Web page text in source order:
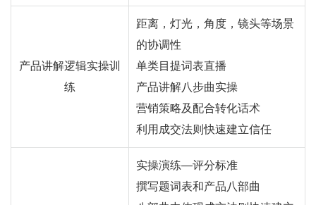
产品讲解逻辑实操训
练
距离，灯光，角度，镜头等场景
的协调性
单类目提词表直播
产品讲解八步曲实操
营销策略及配合转化话术
利用成交法则快速建立信任
实操演练—评分标准
撰写题词表和产品八部曲